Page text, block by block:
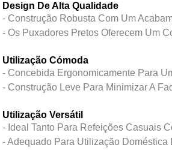
Design De Alta Qualidade
- Construção Robusta Com Um
- Os Puxadores Pretos Oferecem Um
Utilização Cómoda
- Concebida Ergonomicamente Para
- Construção Leve Para Minimizar A
Utilização Versátil
- Ideal Tanto Para Refeições Casuais
- Adequado Para Utilização Doméstica